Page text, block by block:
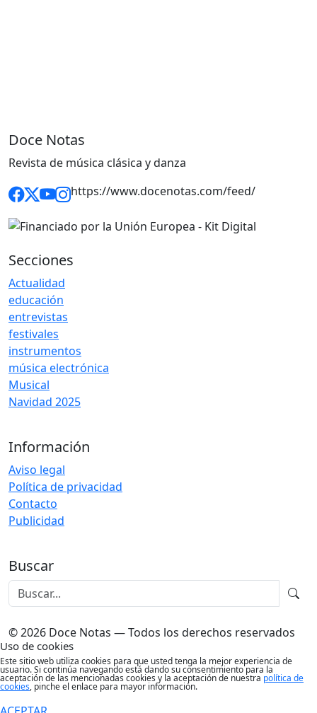
Doce Notas
Revista de música clásica y danza
https://www.docenotas.com/feed/
Secciones
Actualidad
educación
entrevistas
festivales
instrumentos
música electrónica
Musical
Navidad 2025
Información
Aviso legal
Política de privacidad
Contacto
Publicidad
Buscar
© 2026 Doce Notas — Todos los derechos reservados
Uso de cookies
Este sitio web utiliza cookies para que usted tenga la mejor experiencia de
usuario. Si continúa navegando está dando su consentimiento para la
aceptación de las mencionadas cookies y la aceptación de nuestra política de
cookies, pinche el enlace para mayor información.